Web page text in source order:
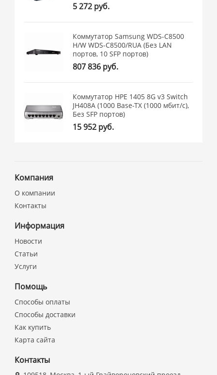
5 272 руб.
Коммутатор Samsung WDS-C8500
H/W WDS-C8500/RUA (Без LAN
портов, 10 SFP портов)
807 836 руб.
Коммутатор HPE 1405 8G v3 Switch
JH408A (1000 Base-TX (1000 мбит/с),
Без SFP портов)
15 952 руб.
Компания
О компании
Контакты
Информация
Новости
Статьи
Услуги
Помощь
Способы оплаты
Способы доставки
Как купить
Карта сайта
Контакты